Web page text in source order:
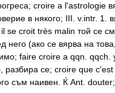
; croire а l'astrologie
в някого; III v. intr. 1
il se croit très malin той се
него (ако се вярва на това
; faire croire а qqn qqch
разбира се; croire que c'est
съм наивен Ќ Ant douter;